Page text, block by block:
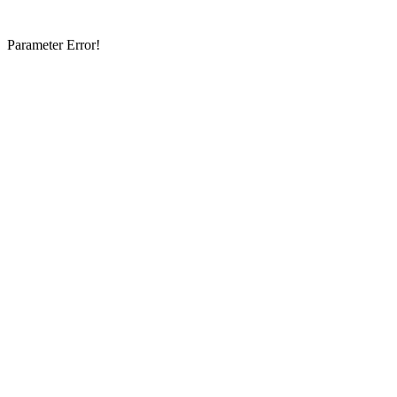
Parameter Error!